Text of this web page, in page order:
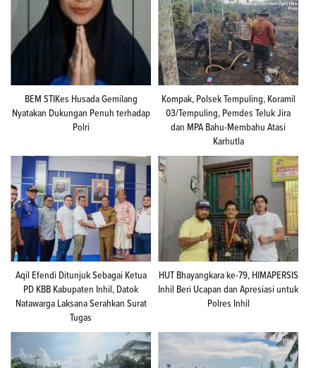
BEM STIKes Husada Gemilang
Nyatakan Dukungan Penuh terhadap
Polri
Kompak, Polsek Tempuling, Koramil
03/Tempuling, Pemdes Teluk Jira
dan MPA Bahu-Membahu Atasi
Karhutla
Aqil Efendi Ditunjuk Sebagai Ketua
PD KBB Kabupaten Inhil, Datok
Natawarga Laksana Serahkan Surat
Tugas
HUT Bhayangkara ke-79, HIMAPERSIS
Inhil Beri Ucapan dan Apresiasi untuk
Polres Inhil